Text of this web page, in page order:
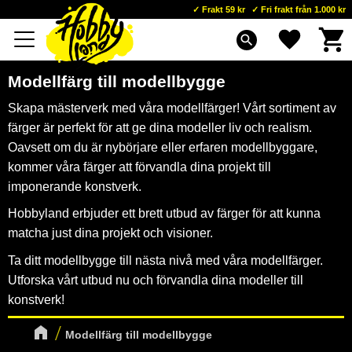
Meny
Frakt 59 kr Fri frakt från 1.000 kr
search Favoriter
Modellfärg till modellbygge
Modellfärg till modellbygge
Skapa mästerverk med våra modellfärger! Vårt sortiment av
färger är perfekt för att ge dina modeller liv och realism.
Oavsett om du är nybörjare eller erfaren modellbyggare,
kommer våra färger att förvandla dina projekt till
imponerande konstverk.
Hobbyland erbjuder ett brett utbud av färger för att kunna
matcha just dina projekt och visioner.
Ta ditt modellbygge till nästa nivå med våra modellfärger.
Utforska vårt utbud nu och förvandla dina modeller till
konstverk!